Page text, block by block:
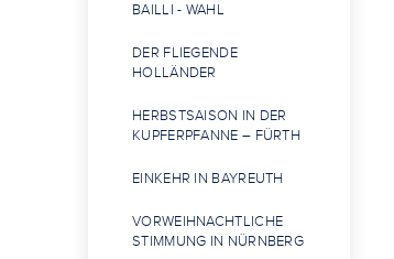
BAILLI - WAHL
DER FLIEGENDE
HOLLÄNDER
HERBSTSAISON IN DER
KUPFERPFANNE – FÜRTH
EINKEHR IN BAYREUTH
VORWEIHNACHTLICHE
STIMMUNG IN NÜRNBERG